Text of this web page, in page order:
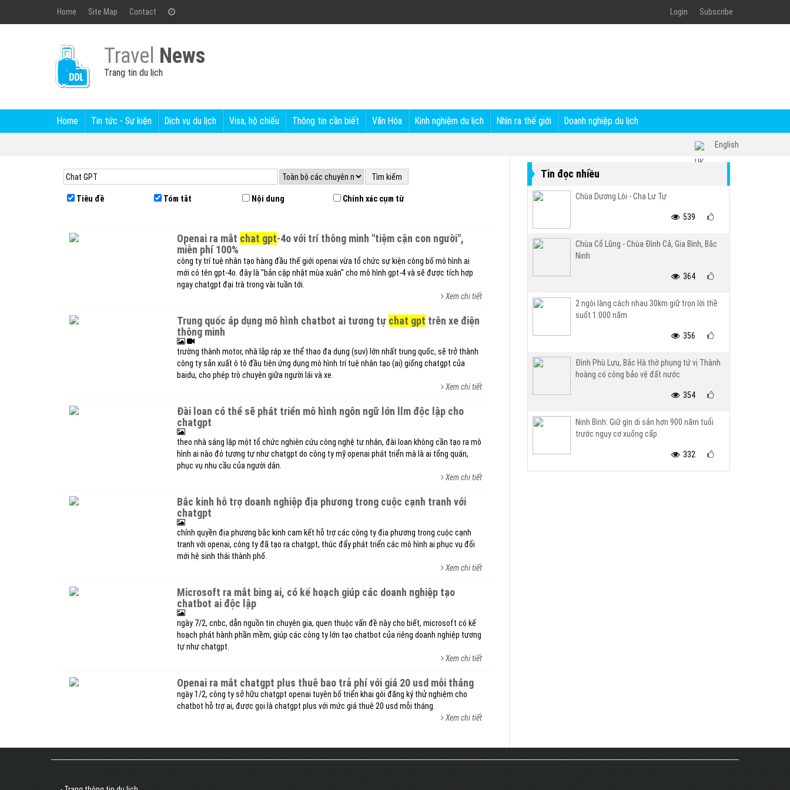
Home Site Map Contact Login Subscribe
Travel News
Trang tin du lịch
Home Tin tức - Sự kiện Dịch vụ du lịch Visa, hộ chiếu Thông tin cần biết Văn Hóa Kinh nghiệm du lịch Nhìn ra thế giới Doanh nghiệp du lịch
English
Tiêu đề Tóm tắt Nội dung Chính xác cụm từ
openai ra mắt chat gpt-4o với trí thông minh "tiệm cận con người",
miễn phí 100%
công ty trí tuệ nhân tạo hàng đầu thế giới openai vừa tổ chức sự kiện công bố mô hình ai
mới có tên gpt-4o. đây là "bản cập nhật mùa xuân" cho mô hình gpt-4 và sẽ được tích hợp
ngay chatgpt đại trà trong vài tuần tới.
Xem chi tiết
trung quốc áp dụng mô hình chatbot ai tương tự chat gpt trên xe điện
thông minh
trường thành motor, nhà lắp ráp xe thể thao đa dụng (suv) lớn nhất trung quốc, sẽ trở thành
công ty sản xuất ô tô đầu tiên ứng dụng mô hình trí tuệ nhân tạo (ai) giống chatgpt của
baidu, cho phép trò chuyện giữa người lái và xe.
Xem chi tiết
đài loan có thể sẽ phát triển mô hình ngôn ngữ lớn llm độc lập cho
chatgpt
theo nhà sáng lập một tổ chức nghiên cứu công nghệ tư nhân, đài loan không cần tạo ra mô
hình ai nào đó tương tự như chatgpt do công ty mỹ openai phát triển mà là ai tổng quán,
phục vụ nhu cầu của người dân.
Xem chi tiết
bắc kinh hỗ trợ doanh nghiệp địa phương trong cuộc cạnh tranh với
chatgpt
chính quyền địa phương bắc kinh cam kết hỗ trợ các công ty địa phương trong cuộc cạnh
tranh với openai, công ty đã tạo ra chatgpt, thúc đẩy phát triển các mô hình ai phục vụ đổi
mới hệ sinh thái thành phố.
Xem chi tiết
microsoft ra mắt bing ai, có kế hoạch giúp các doanh nghiệp tạo
chatbot ai độc lập
ngày 7/2, cnbc, dẫn nguồn tin chuyên gia, quen thuộc vấn đề này cho biết, microsoft có kế
hoạch phát hành phần mềm, giúp các công ty lớn tạo chatbot của riêng doanh nghiệp tương
tự như chatgpt.
Xem chi tiết
openai ra mắt chatgpt plus thuê bao trả phí với giá 20 usd mỗi tháng
ngày 1/2, công ty sở hữu chatgpt openai tuyên bố triển khai gói đăng ký thử nghiệm cho
chatbot hỗ trợ ai, được gọi là chatgpt plus với mức giá thuê 20 usd mỗi tháng.
Xem chi tiết
Tin đọc nhiều
Chùa Dương Lôi - Cha Lư Tự
539
Chùa Cổ Lũng - Chùa Đình Cả, Gia Bình, Bắc
Ninh
364
2 ngôi làng cách nhau 30km giữ trọn lời thề
suốt 1.000 năm
356
Đình Phù Lưu, Bắc Hà thờ phụng tứ vị Thành
hoàng có công bảo vệ đất nước
354
Ninh Bình: Giữ gìn di sản hơn 900 năm tuổi
trước nguy cơ xuống cấp
332